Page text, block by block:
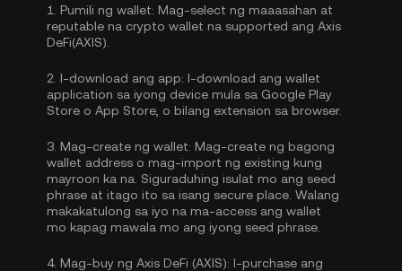
1. Pumili ng wallet: Mag-select ng maaasahan at
reputable na crypto wallet na supported ang Axis
DeFi(AXIS).
2. I-download ang app: I-download ang wallet
application sa iyong device mula sa Google Play
Store o App Store, o bilang extension sa browser.
3. Mag-create ng wallet: Mag-create ng bagong
wallet address o mag-import ng existing kung
mayroon ka na. Siguraduhing isulat mo ang seed
phrase at itago ito sa isang secure place. Walang
makakatulong sa iyo na ma-access ang wallet
mo kapag mawala mo ang iyong seed phrase.
4. Mag-buy ng Axis DeFi (AXIS): I-purchase ang